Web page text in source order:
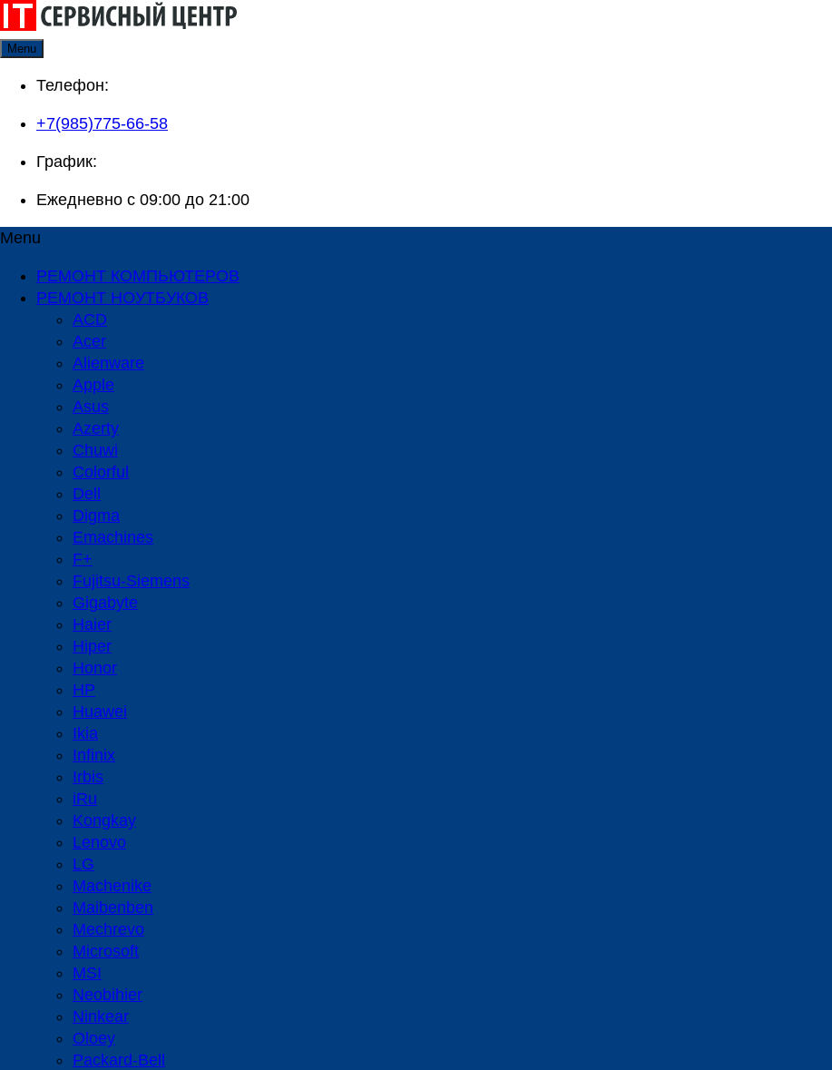
Skip
to
content
Menu
Телефон:
+7(985)775-66-58
График:
Ежедневно с 09:00 до 21:00
Menu
РЕМОНТ КОМПЬЮТЕРОВ
РЕМОНТ НОУТБУКОВ
ACD
Acer
Alienware
Apple
Asus
Azerty
Chuwi
Colorful
Dell
Digma
Emachines
F+
Fujitsu-Siemens
Gigabyte
Haier
Hiper
Honor
HP
Huawei
Ikia
Infinix
Irbis
iRu
Kongkay
Lenovo
LG
Machenike
Maibenben
Mechrevo
Microsoft
MSI
Neobihier
Ninkear
Oloey
Packard-Bell